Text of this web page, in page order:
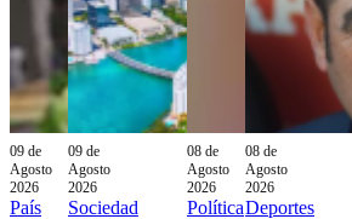
09 de
Agosto
2026
País
09 de
Agosto
2026
Sociedad
08 de
Agosto
2026
Política
08 de
Agosto
2026
Deportes